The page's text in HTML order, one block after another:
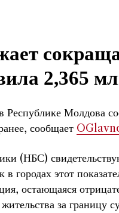
2,365
Молдова
сообщает
(НБС)
городах этот
остающаяся
за границу